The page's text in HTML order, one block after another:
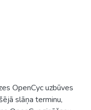
OpenCyc uzbūves
slāņa terminu,